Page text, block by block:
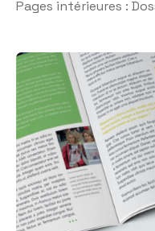
Pages intérieures :